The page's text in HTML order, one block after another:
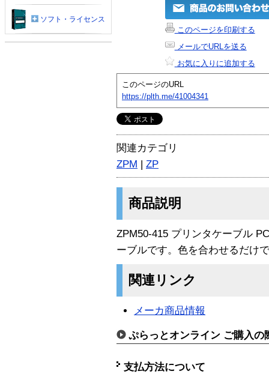
このページを印刷する
メールでURLを送る
お気に入りに追加する
このページのURL
https://plth.me/41004341
関連カテゴリ
ZPM | ZP
商品説明
ZPM50-415 プリンタケーブル
ーブルです。色を合わせるだけ
関連リンク
メーカ商品情報
ぷらっとオンライン ご購入の
支払方法について
ソフト・ライセンス